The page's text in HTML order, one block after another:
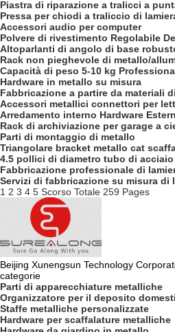
Piastra di riparazione a tralicci a
Pressa per chiodi a traliccio di
Accessori audio per computer
Polvere di rivestimento Regolabile
Altoparlanti di angolo di base
Rack non pieghevole di metallo/
Capacità di peso 5-10 kg
Hardware in metallo su misura
Fabbricazione a partire da materiali
Accessori metallici connettori per
Arredamento interno Hardware
Rack di archiviazione per garage a
Parti di montaggio di metallo
Triangolare bracket metallo cat
4.5 pollici di diametro tubo di
Fabbricazione professionale di
Servizi di fabbricazione su misura
1 2 3 4 5 Scorso Totale 259 Pages
Beijing Xunengsun Technology
categorie
Parti di apparecchiature metalliche
Organizzatore per il deposito
Staffe metalliche personalizzate
Hardware per scaffalature metalliche